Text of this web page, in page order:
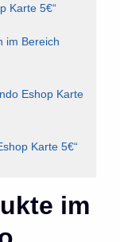
Karte 5€“
im Bereich
Eshop Karte
Karte 5€“
im